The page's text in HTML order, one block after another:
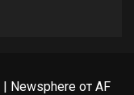
| Newsphereот AF